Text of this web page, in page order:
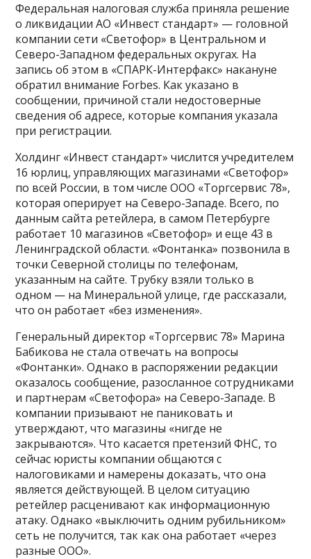
Федеральная налоговая служба приняла решение
о ликвидации АО «Инвест стандарт» — головной
компании сети «Светофор» в Центральном и
Северо-Западном федеральных округах. На
запись об этом в «СПАРК-Интерфакс» накануне
обратил внимание Forbes. Как указано в
сообщении, причиной стали недостоверные
сведения об адресе, которые компания указала
при регистрации.
Холдинг «Инвест стандарт» числится учредителем
16 юрлиц, управляющих магазинами «Светофор»
по всей России, в том числе ООО «Торгсервис 78»,
которая оперирует на Северо-Западе. Всего, по
данным сайта ретейлера, в самом Петербурге
работает 10 магазинов «Светофор» и еще 43 в
Ленинградской области. «Фонтанка» позвонила в
точки Северной столицы по телефонам,
указанным на сайте. Трубку взяли только в
одном — на Минеральной улице, где рассказали,
что он работает «без изменения».
Генеральный директор «Торгсервис 78» Марина
Бабикова не стала отвечать на вопросы
«Фонтанки». Однако в распоряжении редакции
оказалось сообщение, разосланное сотрудниками
и партнерам «Светофора» на Северо-Западе. В
компании призывают не паниковать и
утверждают, что магазины «нигде не
закрываются». Что касается претензий ФНС, то
сейчас юристы компании общаются с
налоговиками и намерены доказать, что она
является действующей. В целом ситуацию
ретейлер расценивают как информационную
атаку. Однако «выключить одним рубильником»
сеть не получится, так как она работает «через
разные ООО».